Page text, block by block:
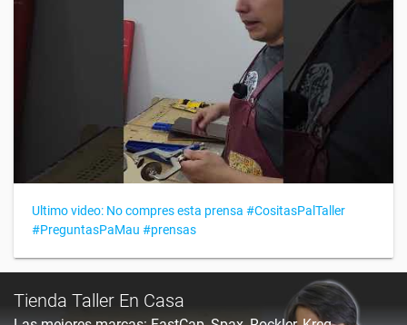
Ultimo video: No compres esta prensa #CositasPalTaller
#PreguntasPaMau #prensas
Tienda Taller En Casa